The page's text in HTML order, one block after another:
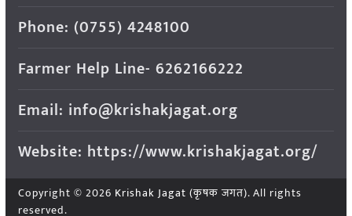
Phone: (0755) 4248100
Farmer Help Line- 6262166222
Email: info@krishakjagat.org
Website: https://www.krishakjagat.org/
Copyright © 2026 Krishak Jagat (कृषक जगत). All rights
reserved.